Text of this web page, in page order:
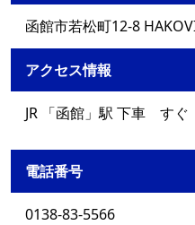
函館市若松町12-8
アクセス情報
JR 「函館」駅 下車 すぐ
電話番号
0138-83-5566